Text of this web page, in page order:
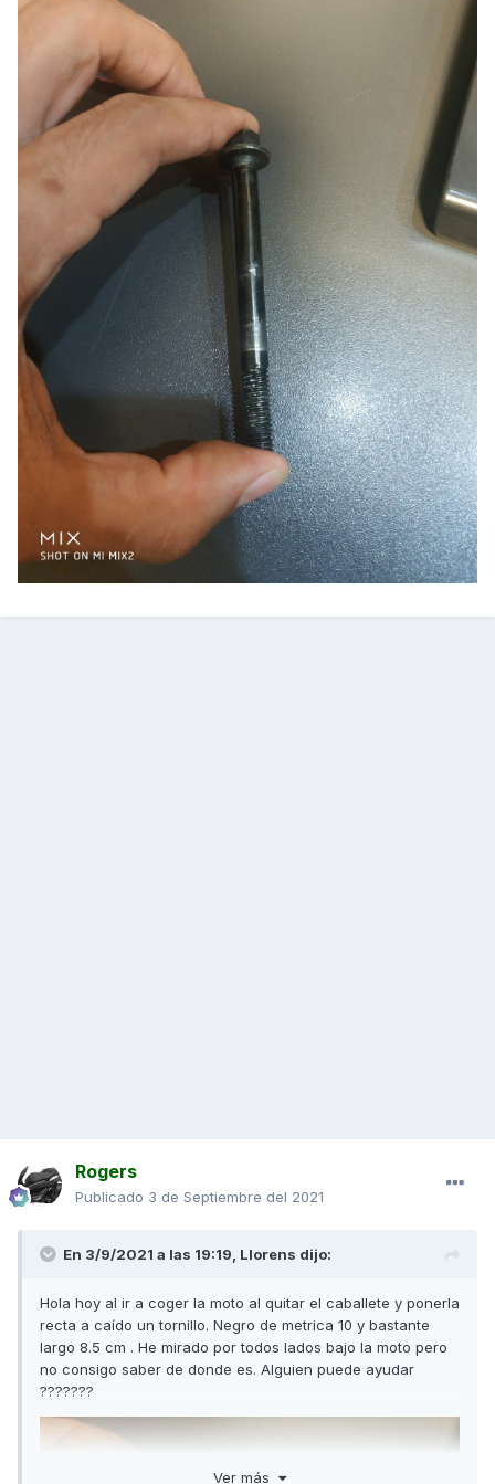
Rogers
Publicado 3 de Septiembre del 2021
En 3/9/2021 a las 19:19, Llorens dijo:
Hola hoy al ir a coger la moto al quitar el caballete y ponerla
recta a caído un tornillo. Negro de metrica 10 y bastante
largo 8.5 cm . He mirado por todos lados bajo la moto pero
no consigo saber de donde es. Alguien puede ayudar
???????
Ver más